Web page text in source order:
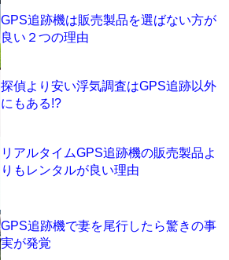
GPS追跡機は販売製品を選ばない方が
良い２つの理由
探偵より安い浮気調査はGPS追跡以外
にもある!?
リアルタイムGPS追跡機の販売製品よ
りもレンタルが良い理由
GPS追跡機で妻を尾行したら驚きの事
実が発覚